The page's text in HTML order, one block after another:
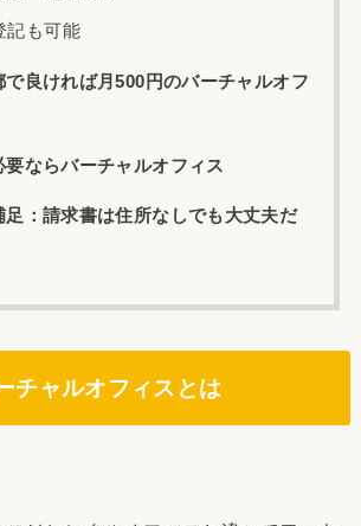
記も可能
で良ければ月500円のバーチャルオフ
要ならバーチャルオフィス
足：請求書は住所なしでも大丈夫だ
チャルオフィスとは